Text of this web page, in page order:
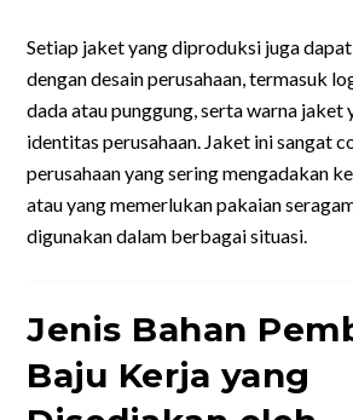
Setiap jaket yang diproduksi juga
dengan desain perusahaan, termasuk
dada atau punggung, serta warna jaket
identitas perusahaan. Jaket ini sangat
perusahaan yang sering mengadakan
atau yang memerlukan pakaian
digunakan dalam berbagai situasi.
Jenis Bahan
Baju Kerja yang